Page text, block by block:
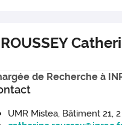
ROUSSEY
de Recherche à
UMR Mistea, Bâtiment 21,